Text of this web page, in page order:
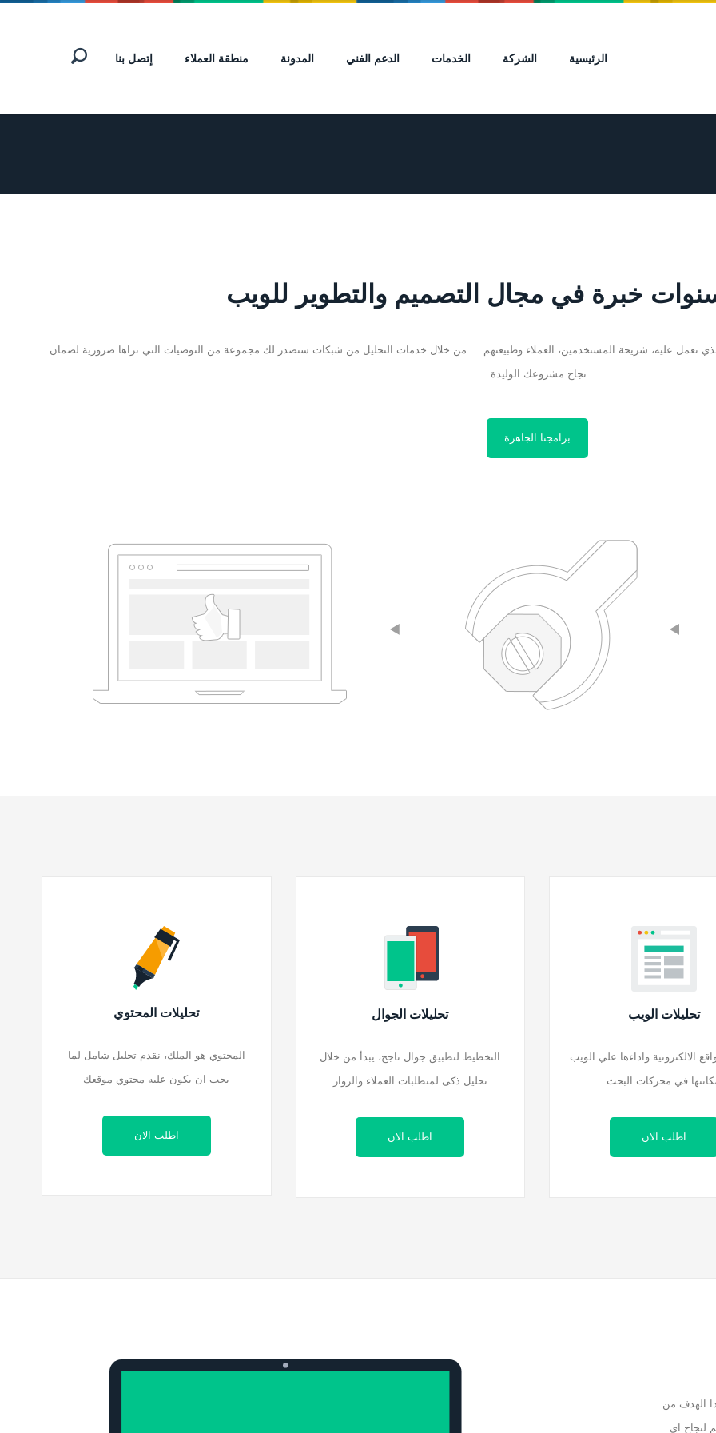
الرئيسية الشركة الخدمات الدعم الفني المدونة منطقة العملاء إتصل بنا
تعمل عليه، شريحة المستخدمين، العملاء وطبيعتهم … من خلال خدمات التحليل من شبكات سنصدر لك مجموعة من التوصيات التي نراها ضرورية لضمان
نجاح مشروعك الوليدة.
برامجنا الجاهزة
تحليلات الويب
الالكترونية واداءها علي الويب
في محركات البحث.
اطلب الان
تحليلات الجوال
التخطيط لتطبيق جوال ناجح، يبدأ من خلال
تحليل ذكى لمتطلبات العملاء والزوار
اطلب الان
تحليلات المحتوي
المحتوي هو الملك، نقدم تحليل شامل لما
يجب ان يكون عليه محتوي موقعك
اطلب الان
الهدف من
لنجاح اي